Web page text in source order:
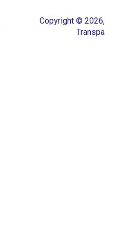
Copyright © 2026,
Transpa